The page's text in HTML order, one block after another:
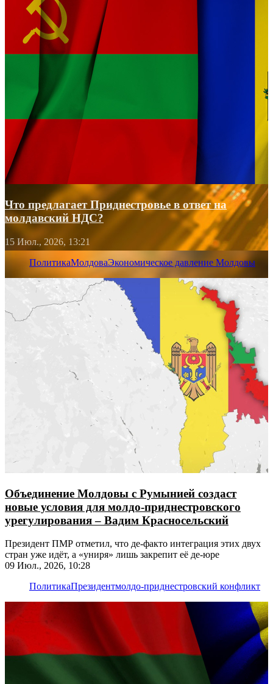
Что предлагает Приднестровье в ответ на
молдавский НДС?
15 Июл., 2026, 13:21
ПолитикаМолдоваЭкономическое давление Молдовы
Объединение Молдовы с Румынией создаст
новые условия для молдо-приднестровского
урегулирования – Вадим Красносельский
Президент ПМР отметил, что де-факто интеграция этих двух
стран уже идёт, а «униря» лишь закрепит её де-юре
09 Июл., 2026, 10:28
ПолитикаПрезидентмолдо-приднестровский конфликт